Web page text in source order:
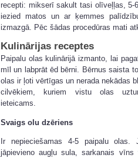
recepti: mikserī sakult tasi olīveļļas,
iezied matos un ar ķemmes
izmazgā. Pēc šādas procedūras mati
Kulinārijas receptes
Paipalu olas kulinārijā izmanto, lai
mīl un labprāt ēd bērni. Bērnus saista
olas ir ļoti vērtīgas un nerada nekādas
cilvēkiem, kuriem vistu olas
ieteicams.
Svaigs olu dzēriens
Ir nepieciešamas 4-5 paipalu olas.
jāpievieno augļu sula, sarkanais